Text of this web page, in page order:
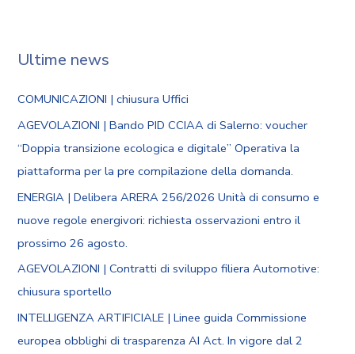
Ultime news
COMUNICAZIONI | chiusura Uffici
AGEVOLAZIONI | Bando PID CCIAA di Salerno: voucher
“Doppia transizione ecologica e digitale” Operativa la
piattaforma per la pre compilazione della domanda.
ENERGIA | Delibera ARERA 256/2026 Unità di consumo e
nuove regole energivori: richiesta osservazioni entro il
prossimo 26 agosto.
AGEVOLAZIONI | Contratti di sviluppo filiera Automotive:
chiusura sportello
INTELLIGENZA ARTIFICIALE | Linee guida Commissione
europea obblighi di trasparenza AI Act. In vigore dal 2